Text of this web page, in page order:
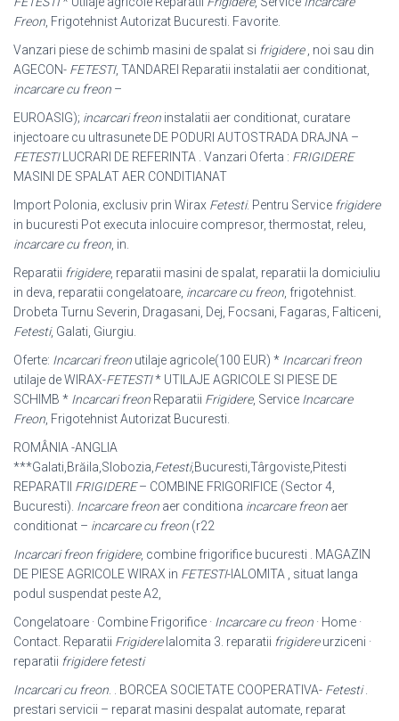
Freon , Frigotehnist Autorizat Bucuresti. Favorite.
Vanzari piese de schimb masini de spalat si frigidere, noi sau din
AGECON- FETESTI, TANDAREI Reparatii instalatii aer conditionat,
incarcare cu freon –
EUROASIG); incarcari freon instalatii aer conditionat, curatare
injectoare cu ultrasunete DE PODURI AUTOSTRADA DRAJNA –
FETESTILUCRARI DE REFERINTA . Vanzari Oferta : FRIGIDERE
MASINI DE SPALAT AER CONDITIANAT
Import Polonia, exclusiv prin Wirax Fetesti. Pentru Service frigidere
in bucuresti Pot executa inlocuire compresor, thermostat, releu,
incarcare cu freon , in.
Reparatii frigidere, reparatii masini de spalat, reparatii la domiciuliu
in deva, reparatii congelatoare, incarcare cu freon , frigotehnist.
Drobeta Turnu Severin, Dragasani, Dej, Focsani, Fagaras, Falticeni,
Fetesti, Galati, Giurgiu.
Oferte: Incarcari freon utilaje agricole(100 EUR) * Incarcari freon
utilaje de WIRAX-FETESTI* UTILAJE AGRICOLE SI PIESE DE
SCHIMB * Incarcari freon Reparatii Frigidere, Service Incarcare
Freon , Frigotehnist Autorizat Bucuresti.
ROMÂNIA -ANGLIA
***Galati,Brăila,Slobozia, Fetesti,Bucuresti,Târgoviste,Pitesti
REPARATII FRIGIDERE– COMBINE FRIGORIFICE (Sector 4,
Bucuresti). Incarcare freon aer conditiona incarcare freon aer
conditionat – incarcare cu freon (r22
Incarcari freon frigidere, combine frigorifice bucuresti . MAGAZIN
DE PIESE AGRICOLE WIRAX in FETESTI-IALOMITA , situat langa
podul suspendat peste A2,
Congelatoare · Combine Frigorifice · Incarcare cu freon · Home ·
Contact. Reparatii FrigidereIalomita 3. reparatii frigidereurziceni ·
reparatii frigidere fetesti
Incarcari cu freon . . BORCEA SOCIETATE COOPERATIVA- Fetesti.
prestari servicii – reparat masini despalat automate, reparat